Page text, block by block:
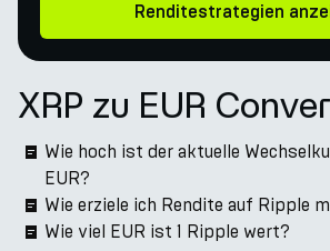
Renditestrategien
XRP zu EUR
Wie hoch ist der aktuelle
EUR?
Wie erziele ich Rendite auf Ripple
Wie viel EUR ist 1 Ripple wert?